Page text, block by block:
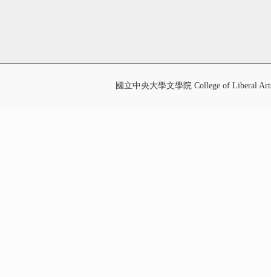
國立中央大學文學院 College of Liberal